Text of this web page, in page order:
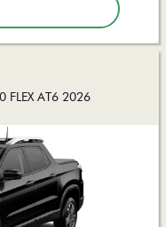
FLEX AT6 2026